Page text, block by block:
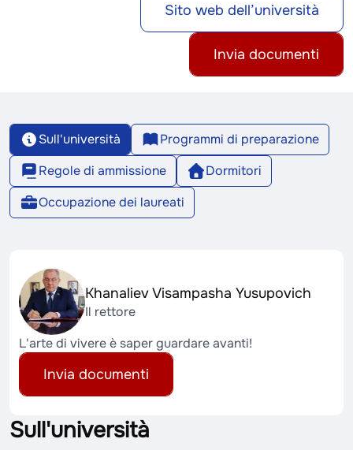
Sito web dell’università
Invia documenti
Sull'università
Programmi di preparazione
Regole di ammissione
Dormitori
Occupazione dei laureati
Khanaliev Visampasha Yusupovich
Il rettore
L'arte di vivere è saper guardare avanti!
Invia documenti
Sull'università